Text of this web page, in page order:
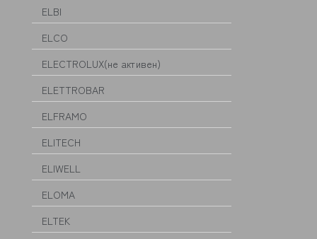
ELBI
ELCO
ELECTROLUX(не активен)
ELETTROBAR
ELFRAMO
ELITECH
ELIWELL
ELOMA
ELTEK